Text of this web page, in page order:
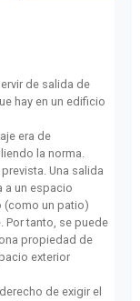
de salida de
hay en un edificio
era de
la norma.
Una salida
a un espacio
(como un patio)
Por tanto, se puede
propiedad de
exterior
de exigir el